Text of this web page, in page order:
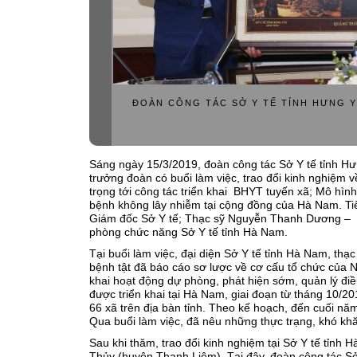
Khoa Kiểm
ĐOÀN CÔNG TÁC SỞ Y TẾ TỈNH HƯNG
Sáng ngày 15/3/2019, đoàn công tác Sở Y tế tỉnh
trưởng đoàn có buổi làm việc, trao đổi kinh nghiệm
trọng tới công tác triển khai BHYT tuyến xã; Mô
bệnh không lây nhiễm tại cộng đồng của Hà Nam.
Giám đốc Sở Y tế; Thạc sỹ Nguyễn Thanh Dương
phòng chức năng Sở Y tế tỉnh Hà Nam.
Tại buổi làm việc, đại diện Sở Y tế tỉnh Hà Nam,
bệnh tật đã báo cáo sơ lược về cơ cấu tổ chức của
khai hoạt động dự phòng, phát hiện sớm, quản lý
được triển khai tại Hà Nam, giai đoạn từ tháng 10/
66 xã trên địa bàn tỉnh. Theo kế hoạch, đến cuối
Qua buổi làm việc, đã nêu những thực trạng, khó
Sau khi thăm, trao đổi kinh nghiệm tại Sở Y tế tỉnh